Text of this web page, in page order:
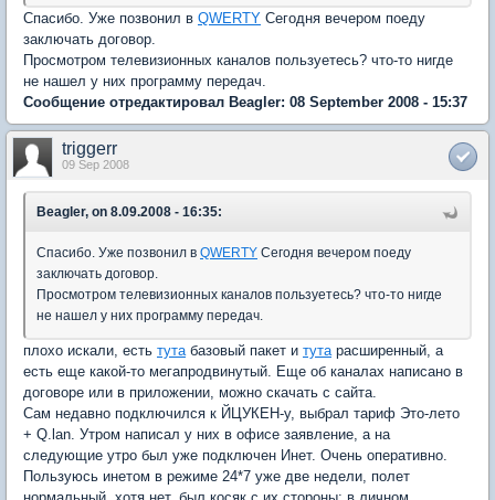
Спасибо. Уже позвонил в QWERTY Сегодня вечером поеду
заключать договор.
Просмотром телевизионных каналов пользуетесь? что-то нигде
не нашел у них программу передач.
Сообщение отредактировал Beagler: 08 September 2008 - 15:37
triggerr
09 Sep 2008
Beagler, on 8.09.2008 - 16:35:
Спасибо. Уже позвонил в QWERTY Сегодня вечером поеду
заключать договор.
Просмотром телевизионных каналов пользуетесь? что-то нигде
не нашел у них программу передач.
плохо искали, есть тутабазовый пакет и тутарасширенный, а
есть еще какой-то мегапродвинутый. Еще об каналах написано в
договоре или в приложении, можно скачать с сайта.
Сам недавно подключился к ЙЦУКЕН-у, выбрал тариф Это-лето
+ Q.lan. Утром написал у них в офисе заявление, а на
следующие утро был уже подключен Инет. Очень оперативно.
Пользуюсь инетом в режиме 24*7 уже две недели, полет